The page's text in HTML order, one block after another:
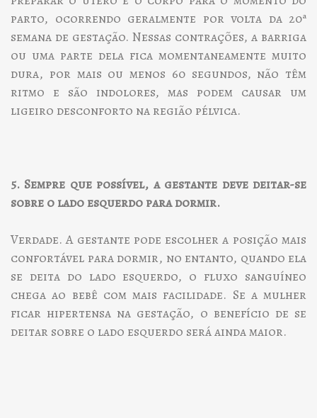
parto, ocorrendo geralmente por volta da 20ª
semana de gestação. Nessas contrações, a barriga
ou uma parte dela fica momentaneamente muito
dura, por mais ou menos 60 segundos, não têm
ritmo e são indolores, mas podem causar um
ligeiro desconforto na região pélvica.
5. Sempre que possível, a gestante deve deitar-se
sobre o lado esquerdo para dormir.
Verdade. A gestante pode escolher a posição mais
confortável para dormir, no entanto, quando ela
se deita do lado esquerdo, o fluxo sanguíneo
chega ao bebê com mais facilidade. Se a mulher
ficar hipertensa na gestação, o benefício de se
deitar sobre o lado esquerdo será ainda maior.